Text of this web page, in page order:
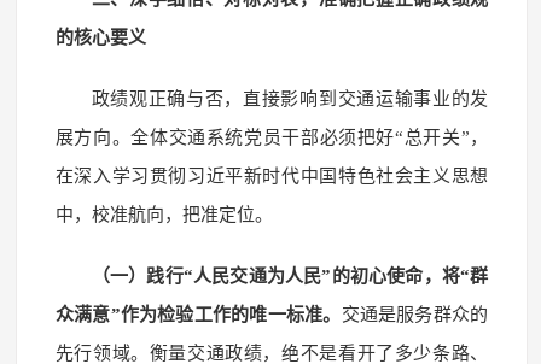
的核心要义
政绩观正确与否，直接影响到交通运输事业的发
展方向。全体交通系统党员干部必须把好“总开关”，
在深入学习贯彻习近平新时代中国特色社会主义思想
中，校准航向，把准定位。
（一）践行“人民交通为人民”的初心使命，将“群
众满意”作为检验工作的唯一标准。 交通是服务群众的
先行领域。衡量交通政绩，绝不是看开了多少条路、